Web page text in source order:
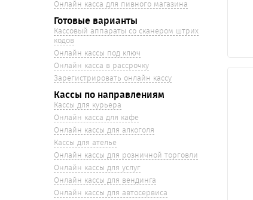
Онлайн касса для пивного магазина
Готовые варианты
Кассовый аппараты со сканером штрих
кодов
Онлайн кассы под ключ
Онлайн касса в рассрочку
Зарегистрировать онлайн кассу
Кассы по направлениям
Кассы для курьера
Онлайн касса для кафе
Онлайн кассы для алкоголя
Кассы для ателье
Онлайн кассы для розничной торговли
Онлайн кассы для услуг
Онлайн кассы для вендинга
Онлайн кассы для автосервиса